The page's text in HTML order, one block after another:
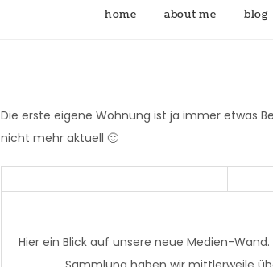
home about me blog
Die erste eigene Wohnung ist ja immer etwas
nicht mehr aktuell 🙂
Hier ein Blick auf unsere neue Medien-